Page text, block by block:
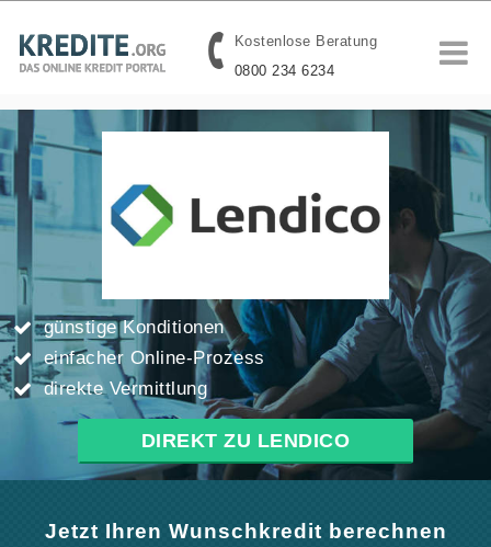
Kostenlose Beratung
0800 234 6234
günstige Konditionen
einfacher Online-Prozess
direkte Vermittlung
DIREKT ZU LENDICO
Jetzt Ihren Wunschkredit berechnen